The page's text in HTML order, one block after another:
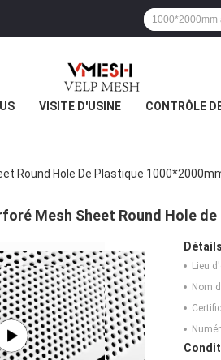
VISITE D'USINE CONTRÔLE
Round Hole De Plastique
Mesh Sheet Round Hole
Lieu
Nom